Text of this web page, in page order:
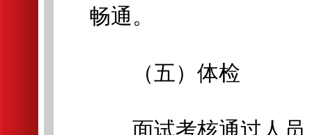
畅通。
（五）体检
面试考核通过人员